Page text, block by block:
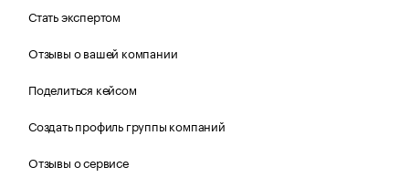
Стать экспертом
Отзывы о вашей компании
Поделиться кейсом
Создать профиль группы компаний
Отзывы о сервисе